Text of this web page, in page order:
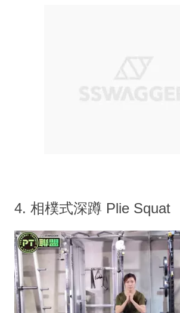
4. 相樸式深蹲 Plie Squat